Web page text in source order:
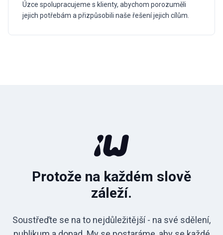
Úzce spolupracujeme s klienty, abychom porozuměli
jejich potřebám a přizpůsobili naše řešení jejich cílům.
Protože na každém slově
záleží.
Soustřeďte se na to nejdůležitější - na své sdělení,